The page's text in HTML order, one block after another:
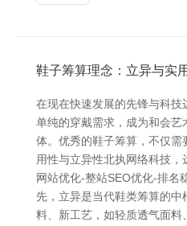
鞋子筹算理念：立异与实
在现在快速发展的先锋与科技
单纯的穿戴需求，成为和会艺
体。优秀的鞋子筹算，不仅需
用性与立异性北执网络科技
网站优化-整站SEO优化-排名
先，立异是当代鞋类筹算的
料、新工艺，如轻质透气面